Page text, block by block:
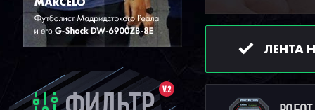
V.2
ЛЕНТА